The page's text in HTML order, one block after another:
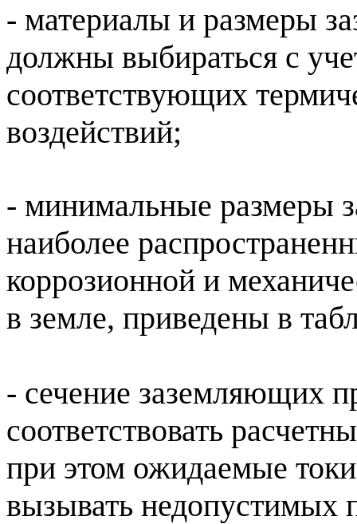
- материалы и размеры
должны выбираться с
соответствующих
воздействий;
- минимальные размеры
наиболее
коррозионной и
в земле, приведены в
- сечение заземляющих
соответствовать
при этом ожидаемые
вызывать недопустимых